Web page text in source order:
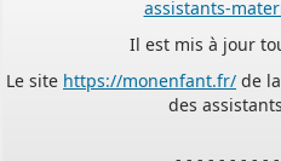
Il est mis à jour
https://monenfant.fr/de
des